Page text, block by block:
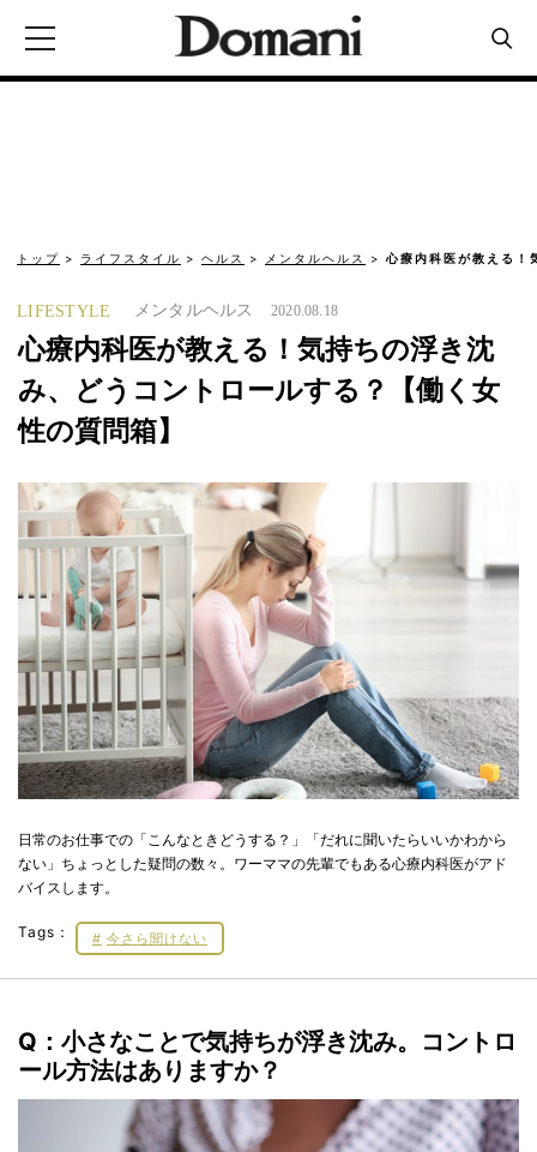
トップ ライフスタイル ヘルス メンタルヘルス 心療内科医が教える！
LIFESTYLE メンタルヘルス 2020.08.18
心療内科医が教える！気持ちの浮き沈
み、どうコントロールする？【働く女
性の質問箱】
日常のお仕事での「こんなときどうする？」「だれに聞いたらいいかわから
ない」ちょっとした疑問の数々。ワーママの先輩でもある心療内科医がアド
バイスします。
Tags： 今さら聞けない
Q：小さなことで気持ちが浮き沈み。コントロ
ール方法はありますか？